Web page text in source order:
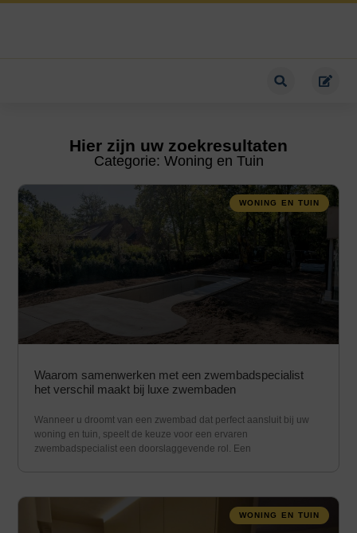
Hier zijn uw zoekresultaten
Categorie: Woning en Tuin
WONING EN TUIN
Waarom samenwerken met een zwembadspecialist
het verschil maakt bij luxe zwembaden
Wanneer u droomt van een zwembad dat perfect aansluit bij uw
woning en tuin, speelt de keuze voor een ervaren
zwembadspecialist een doorslaggevende rol. Een
WONING EN TUIN